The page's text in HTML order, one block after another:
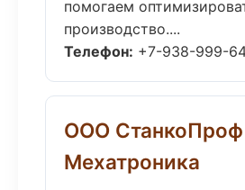
помогаем
производство....
Телефон: +7-938-999-
ООО СтанкоПроф
Мехатроника